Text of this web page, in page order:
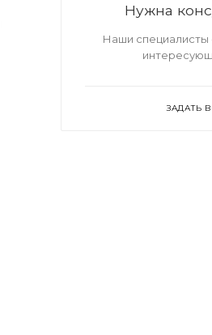
Нужна
Наши специалисты
ЗАДАТЬ